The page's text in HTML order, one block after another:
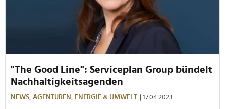
"The Good Line": Serviceplan Group bündelt
Nachhaltigkeitsagenden
NEWS, AGENTUREN, ENERGIE & UMWELT | 17.04.2023